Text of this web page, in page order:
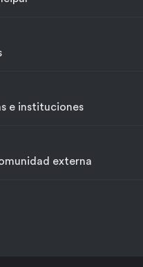
e instituciones
externa